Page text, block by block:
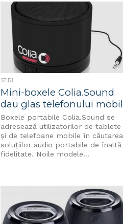
STIRI
Mini-boxele Colia.Sound
dau glas telefonului mobil
Boxele portabile Colia.Sound se
adresează utilizatorilor de tablete
și de telefoane mobile în căutarea
soluțiilor audio portabile de înaltă
fidelitate. Noile modele...